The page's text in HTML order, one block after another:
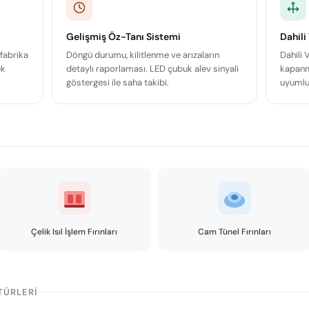
Gelişmiş Öz-Tanı Sistemi
Döngü durumu, kilitlenme ve arızaların
detaylı raporlaması. LED çubuk alev sinyali
göstergesi ile saha takibi.
Dahili
Dahili
Çelik Isıl İşlem Fırınları Cam Tünel Fırınları